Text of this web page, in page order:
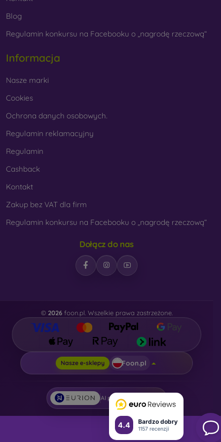
4.4 Bardzo dobry
1157 recenzji
Blog
Regulamin konkursu na Facebooku o „nagrodę rzeczową“
Informacja
Nasze marki
Cookies
Ochrona danych osobowych.
Regulamin reklamacyjny
Regulamin
Cashback
Kontakt
Zakup bez VAT dla firm
Regulamin konkursu na Facebooku o „nagrodę rzeczową“
Dołącz do nas
© 2026foon.pl. Wszelkie prawa zastrzeżone.
Nasze e-sklepy Foon.pl
AI powered by